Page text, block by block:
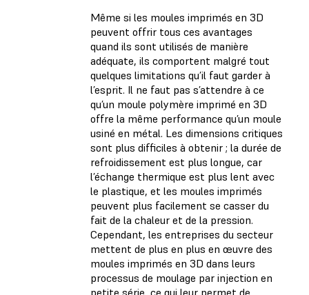
Même si les moules imprimés en 3D
peuvent offrir tous ces avantages
quand ils sont utilisés de manière
adéquate, ils comportent malgré tout
quelques limitations qu’il faut garder à
l’esprit. Il ne faut pas s’attendre à ce
qu’un moule polymère imprimé en 3D
offre la même performance qu’un moule
usiné en métal. Les dimensions critiques
sont plus difficiles à obtenir ; la durée de
refroidissement est plus longue, car
l’échange thermique est plus lent avec
le plastique, et les moules imprimés
peuvent plus facilement se casser du
fait de la chaleur et de la pression.
Cependant, les entreprises du secteur
mettent de plus en plus en œuvre des
moules imprimés en 3D dans leurs
processus de moulage par injection en